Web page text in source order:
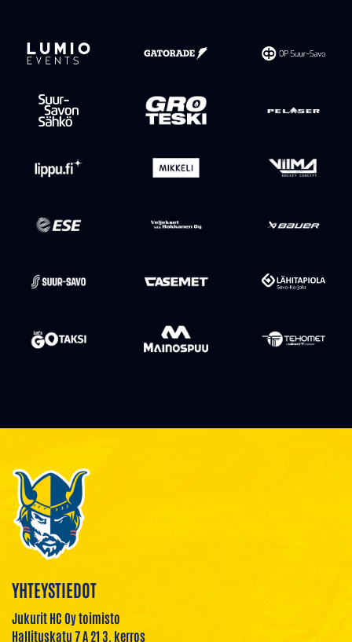
YHTEYSTIEDOT
Jukurit HC Oy toimisto
Hallituskatu 7 A 21 3. kerros